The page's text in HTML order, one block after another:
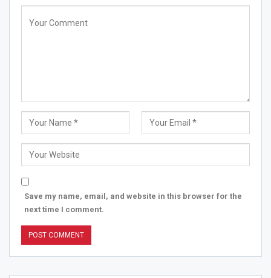
Save my name, email, and website in this browser for the
next time I comment.